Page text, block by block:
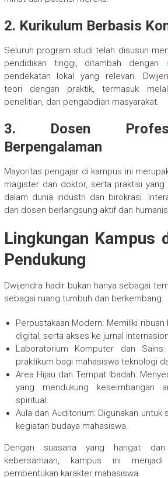
2. Kurikulum Berbasis
Seluruh program studi telah disusun
pendidikan tinggi, ditambah dengan
pendekatan lokal yang relevan.
teori dengan praktik, termasuk
penelitian, dan pengabdian masyarakat.
3. Dosen
Berpengalaman
Mayoritas pengajar di kampus ini
magister dan doktor, serta praktisi
dalam dunia industri dan birokrasi.
dan dosen berlangsung aktif dan
Lingkungan Kampus
Pendukung
Dwijendra hadir bukan hanya sebagai
sebagai ruang tumbuh dan berkembang:
Perpustakaan Modern: Memiliki
digital, serta akses ke jurnal
Laboratorium Komputer dan
praktikum bagi mahasiswa teknologi
Area Hijau dan Tempat Ibadah:
yang mendukung keseimbangan
spiritual.
Aula dan Auditorium: Digunakan untuk
kegiatan budaya mahasiswa.
Dengan suasana yang hangat
kebersamaan, kampus ini
pembentukan karakter mahasiswa.